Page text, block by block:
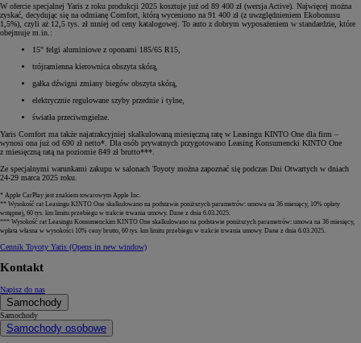
W ofercie specjalnej Yaris z roku produkcji 2025 kosztuje już od 89 400 zł (wersja Active). Najwięcej można
zyskać, decydując się na odmianę Comfort, którą wyceniono na 91 400 zł (z uwzględnieniem Ekobonusu
1,5%), czyli aż 12,5 tys. zł mniej od ceny katalogowej. To auto z dobrym wyposażeniem w standardzie, które
obejmuje m.in.:
15" felgi aluminiowe z oponami 185/65 R15,
trójramienna kierownica obszyta skórą,
gałka dźwigni zmiany biegów obszyta skórą,
elektrycznie regulowane szyby przednie i tylne,
światła przeciwmgielne.
Yaris Comfort ma także najatrakcyjniej skalkulowaną miesięczną ratę w Leasingu KINTO One dla firm –
wynosi ona już od 690 zł netto*. Dla osób prywatnych przygotowano Leasing Konsumencki KINTO One
z miesięczną ratą na poziomie 849 zł brutto***.
Ze specjalnymi warunkami zakupu w salonach Toyoty można zapoznać się podczas Dni Otwartych w dniach
24-29 marca 2025 roku.
* Apple CarPlay jest znakiem towarowym Apple Inc.
** Wysokość rat Leasingu KINTO One skalkulowano na podstawie poniższych parametrów: umowa na 36 miesięcy, 10% opłaty
wstępnej, 60 tys. km limitu przebiegu w trakcie trwania umowy. Dane z dnia 6.03.2025.
*** Wysokość rat Leasingu Konsumenckim KINTO One skalkulowano na podstawie poniższych parametrów: umowa na 36 miesięcy,
wpłata własna w wysokości 10% ceny brutto, 60 tys. km limitu przebiegu w trakcie trwania umowy. Dane z dnia 6.03.2025.
Cennik Toyoty Yaris (Opens in new window)
Kontakt
Napisz do nas
Samochody
Samochody
Samochody osobowe